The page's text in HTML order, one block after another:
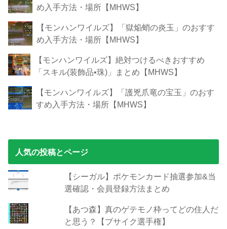
め入手方法・場所【MHWS】
【モンハンワイルズ】「獄焔蛸の炎玉」のおすす
め入手方法・場所【MHWS】
【モンハンワイルズ】絶対つけるべきおすすめ
「スキル(装飾品•珠)」まとめ【MHWS】
【モンハンワイルズ】「護兇爪竜の宝玉」のおす
すめ入手方法・場所【MHWS】
人気の投稿とページ
【シーガル】ポケモンカード抽選参加&当
選確認・会員登録方法まとめ
【あつ森】真のゲテモノ枠ってどの住人だ
と思う？【ブサイク選手権】